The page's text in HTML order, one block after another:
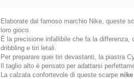
Elaborate dal famoso marchio Nike, queste
loro gioco.
È la precisione infallibile che fa la differenza,
dribbling e tiri letali.
Per preparare quei tiri devastanti, la piastra
Il taglio alto è pensato per adattarsi
La calzata confortevole di queste scarpe